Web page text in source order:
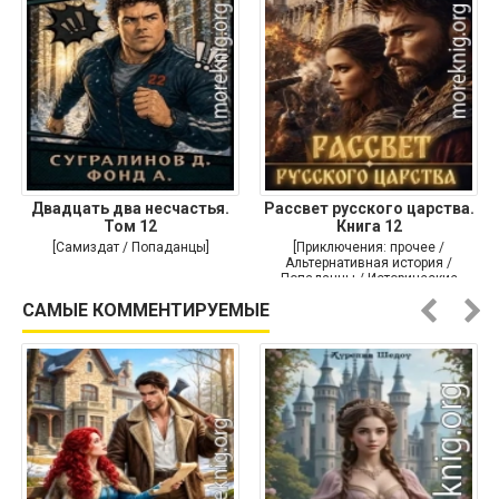
Двадцать два несчастья.
Том 12
[Самиздат / Попаданцы]
Рассвет русского царства.
Книга 12
[Приключения: прочее /
Альтернативная история /
Попаданцы / Исторические
САМЫЕ КОММЕНТИРУЕМЫЕ